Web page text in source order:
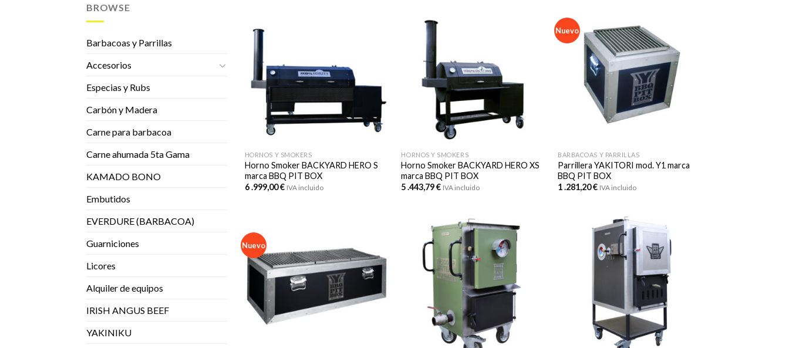
BROWSE
Barbacoas y Parrillas
Accesorios
Especias y Rubs
Carbón y Madera
Carne para barbacoa
Carne ahumada 5ta Gama
KAMADO BONO
Embutidos
EVERDURE (BARBACOA)
Guarniciones
Licores
Alquiler de equipos
IRISH ANGUS BEEF
YAKINIKU
HORNOS Y SMOKERS
Horno Smoker BACKYARD HERO S
marca BBQ PIT BOX
6 .999,00€ IVA incluido
HORNOS Y SMOKERS
Horno Smoker BACKYARD HERO XS
marca BBQ PIT BOX
5 .443,79€ IVA incluido
Nuevo
BARBACOAS Y PARRILLAS
Parrillera YAKITORI mod. Y1 marca
BBQ PIT BOX
1 .281,20€ IVA incluido
Nuevo